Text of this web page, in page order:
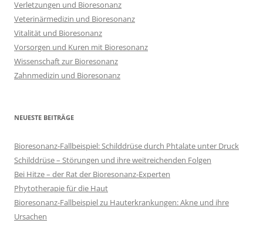
Verletzungen und Bioresonanz
Veterinärmedizin und Bioresonanz
Vitalität und Bioresonanz
Vorsorgen und Kuren mit Bioresonanz
Wissenschaft zur Bioresonanz
Zahnmedizin und Bioresonanz
NEUESTE BEITRÄGE
Bioresonanz-Fallbeispiel: Schilddrüse durch Phtalate unter Druck
Schilddrüse – Störungen und ihre weitreichenden Folgen
Bei Hitze – der Rat der Bioresonanz-Experten
Phytotherapie für die Haut
Bioresonanz-Fallbeispiel zu Hauterkrankungen: Akne und ihre
Ursachen